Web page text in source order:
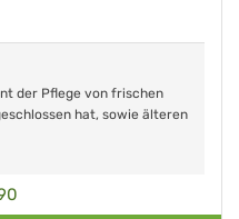
der Pflege von frischen
hat, sowie älteren